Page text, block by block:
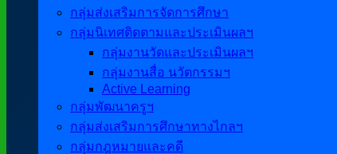
กลุ่มส่งเสริมการจัดการศึกษา
กลุ่มนิเทศติดตามและประเมินผลฯ
กลุ่มงานวัดและประเมินผลฯ
กลุ่มงานสื่อ นวัตกรรมฯ
Active Learning
กลุ่มพัฒนาครูฯ
กลุ่มส่งเสริมการศึกษาทางไกลฯ
กลุ่มกฎหมายและคดี